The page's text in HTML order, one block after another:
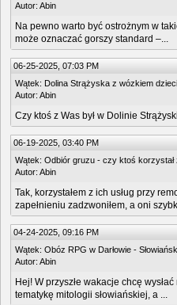
Autor: Abin
Na pewno warto być ostrożnym w
może oznaczać gorszy standard –...
06-25-2025, 07:03 PM
Wątek: Dolina Strążyska z wózkiem
Autor: Abin
Czy ktoś z Was był w Dolinie
06-19-2025, 03:40 PM
Wątek: Odbiór gruzu - czy ktoś korzystał
Autor: Abin
Tak, korzystałem z ich usług przy
zapełnieniu zadzwoniłem, a oni
04-24-2025, 09:16 PM
Wątek: Obóz RPG w Darłowie -
Autor: Abin
Hej! W przyszłe wakacje chcę
tematykę mitologii słowiańskiej, a ...